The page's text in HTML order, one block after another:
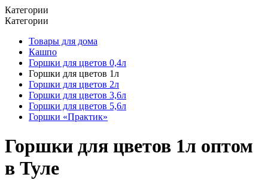
Категории
Категории
Товары для дома
Кашпо
Горшки для цветов 0,4л
Горшки для цветов 1л
Горшки для цветов 2л
Горшки для цветов 3,6л
Горшки для цветов 5,6л
Горшки «Практик»
Горшки для цветов 1л оптом
в Туле